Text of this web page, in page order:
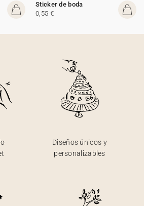
Sticker de boda
0,55 €
Diseños únicos y
personalizables